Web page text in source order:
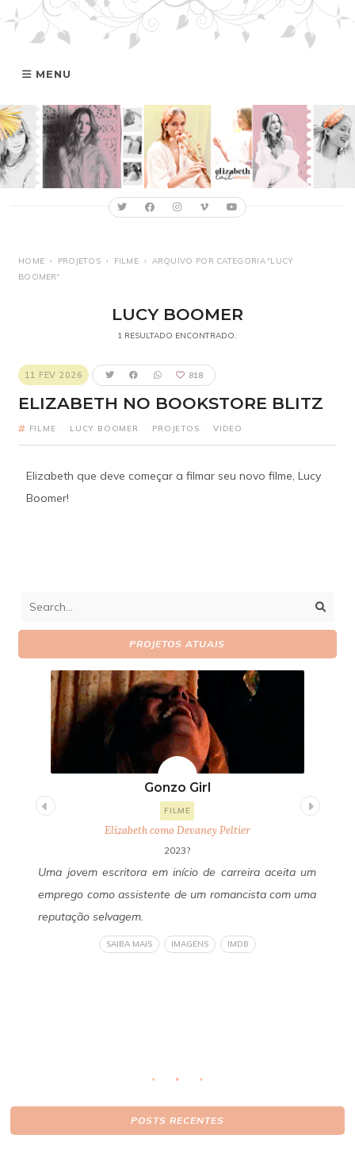
MENU
HOME
GALERIA
HOME › PROJETOS › FILME › ARQUIVO POR CATEGORIA "LUCY
BOOMER"
LUCY BOOMER
1 RESULTADO ENCONTRADO.
11 FEV 2026 818
ELIZABETH NO BOOKSTORE BLITZ
FILME · LUCY BOOMER · PROJETOS · VIDEO
Elizabeth que deve começar a filmar seu novo filme, Lucy
Boomer!
PROJETOS ATUAIS
Gonzo Girl
FILME
Elizabeth como Devaney Peltier
2023?
Uma jovem escritora em início de carreira aceita um
emprego como assistente de um romancista com uma
reputação selvagem.
SAIBA MAIS IMAGENS IMDB
POSTS RECENTES